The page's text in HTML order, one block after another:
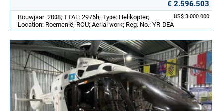
€ 2.596.503
US$ 3.000.000
Bouwjaar: 2008; TTAF: 2976h; Type: Helikopter;
Location: Roemenië, ROU; Aerial work; Reg. No.: YR-DEA